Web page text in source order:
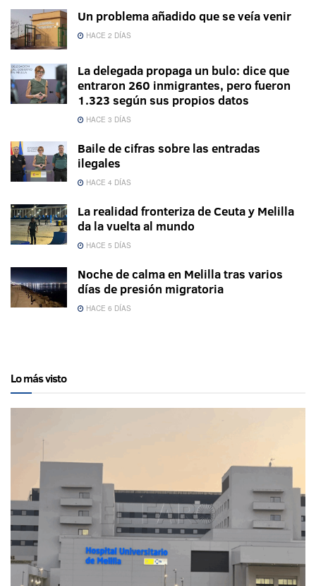
Un problema añadido que se veía venir
HACE 2 DÍAS
La delegada propaga un bulo: dice que
entraron 260 inmigrantes, pero fueron
1.323 según sus propios datos
HACE 3 DÍAS
Baile de cifras sobre las entradas
ilegales
HACE 4 DÍAS
La realidad fronteriza de Ceuta y Melilla
da la vuelta al mundo
HACE 5 DÍAS
Noche de calma en Melilla tras varios
días de presión migratoria
HACE 6 DÍAS
Lo más visto